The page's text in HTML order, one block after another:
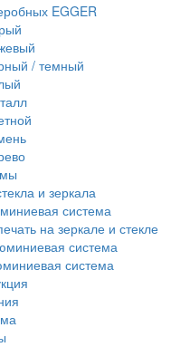
EGGER
/ темный
и зеркала
система
на зеркале и стекле
система
система